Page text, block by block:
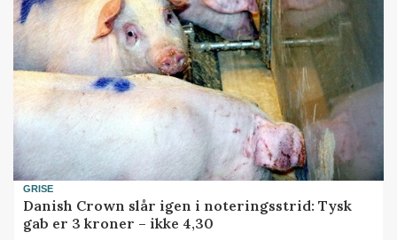
GRISE
Danish Crown slår igen i noteringsstrid: Tysk
gab er 3 kroner – ikke 4,30